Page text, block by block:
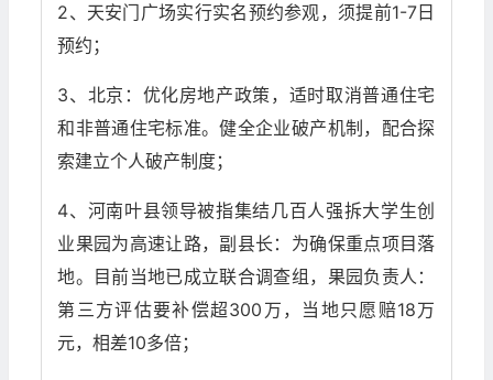
2、天安门广场实行实名预约参观，须提前1-7日
预约；
3、北京：优化房地产政策，适时取消普通住宅
和非普通住宅标准。健全企业破产机制，配合探
索建立个人破产制度；
4、河南叶县领导被指集结几百人强拆大学生创
业果园为高速让路，副县长：为确保重点项目落
地。目前当地已成立联合调查组，果园负责人：
第三方评估要补偿超300万，当地只愿赔18万
元，相差10多倍；